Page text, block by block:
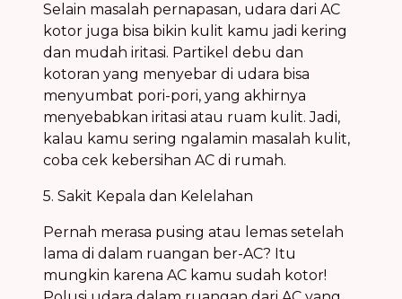
Selain masalah pernapasan, udara dari AC
kotor juga bisa bikin kulit kamu jadi kering
dan mudah iritasi. Partikel debu dan
kotoran yang menyebar di udara bisa
menyumbat pori-pori, yang akhirnya
menyebabkan iritasi atau ruam kulit. Jadi,
kalau kamu sering ngalamin masalah kulit,
coba cek kebersihan AC di rumah.
5. Sakit Kepala dan Kelelahan
Pernah merasa pusing atau lemas setelah
lama di dalam ruangan ber-AC? Itu
mungkin karena AC kamu sudah kotor!